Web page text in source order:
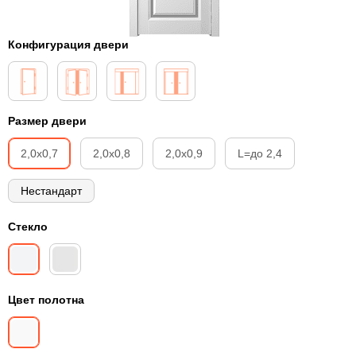
Конфигурация двери
Размер двери
2,0х0,7 2,0х0,8 2,0х0,9 L=до 2,4
Нестандарт
Стекло
Цвет полотна